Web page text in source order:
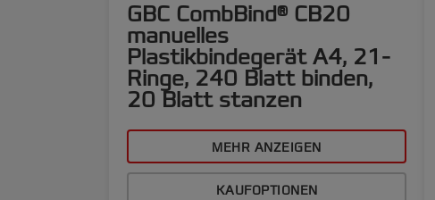
GBC CombBind® CB20
manuelles
Plastikbindegerät A4, 21-
Ringe, 240 Blatt binden,
20 Blatt stanzen
MEHR ANZEIGEN
KAUFOPTIONEN